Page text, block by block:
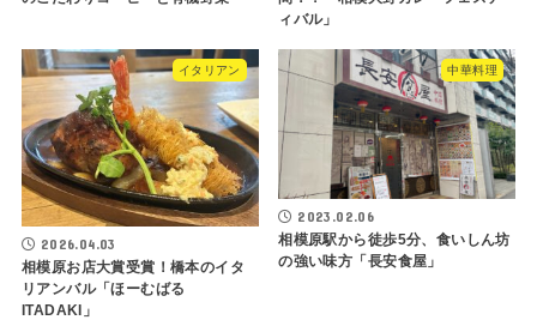
ィバル」
イタリアン
2026.04.03
相模原お店大賞受賞！橋本のイタ
リアンバル「ほーむばる
ITADAKI」
中華料理
2023.02.06
相模原駅から徒歩5分、食いしん坊
の強い味方「長安食屋」